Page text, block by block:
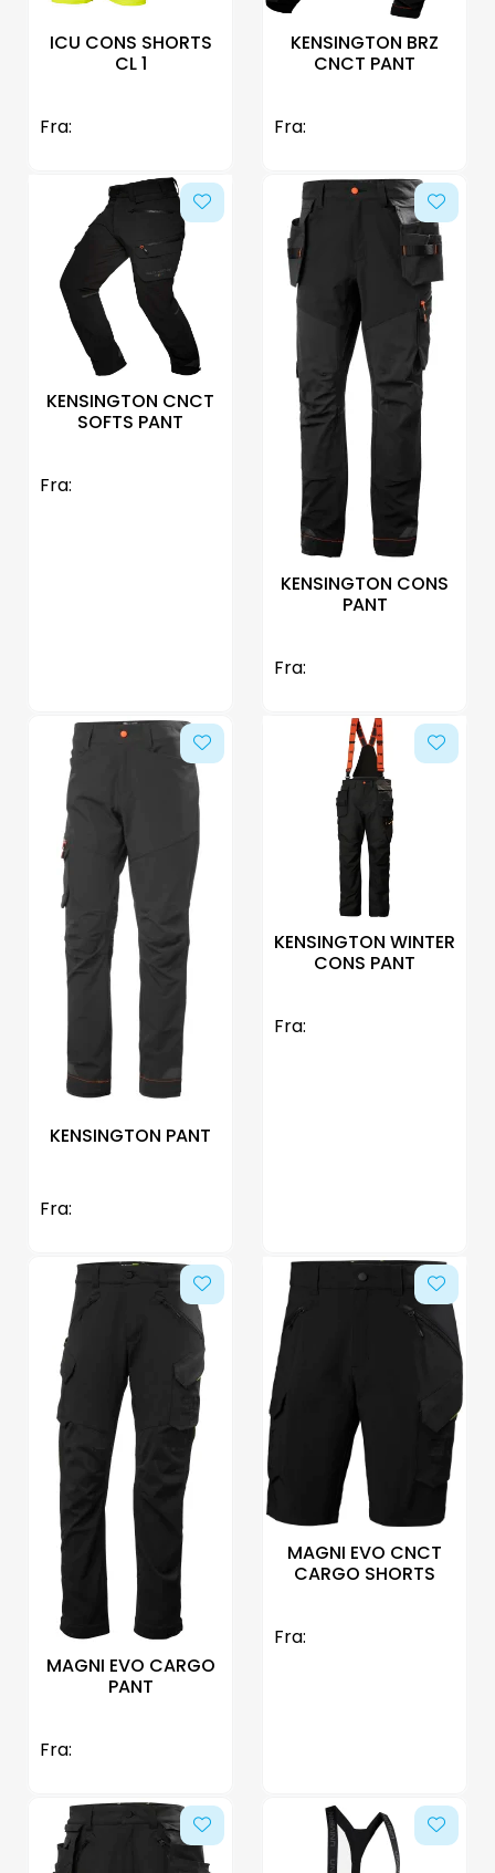
ICU CONS SHORTS
CL 1
Fra:
KENSINGTON BRZ
CNCT PANT
Fra:
KENSINGTON CNCT
SOFTS PANT
Fra:
KENSINGTON CONS
PANT
Fra:
KENSINGTON PANT
Fra:
KENSINGTON WINTER
CONS PANT
Fra:
MAGNI EVO CARGO
PANT
Fra:
MAGNI EVO CNCT
CARGO SHORTS
Fra: